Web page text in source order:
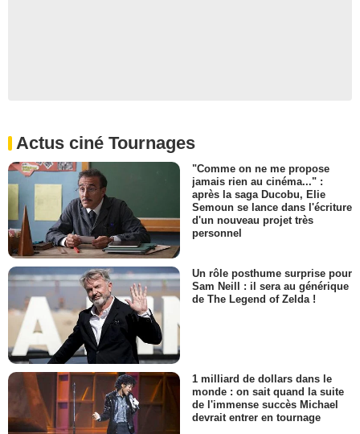
Actus ciné Tournages
"Comme on ne me propose
jamais rien au cinéma..." :
après la saga Ducobu, Elie
Semoun se lance dans l'écriture
d'un nouveau projet très
personnel
Un rôle posthume surprise pour
Sam Neill : il sera au générique
de The Legend of Zelda !
1 milliard de dollars dans le
monde : on sait quand la suite
de l'immense succès Michael
devrait entrer en tournage